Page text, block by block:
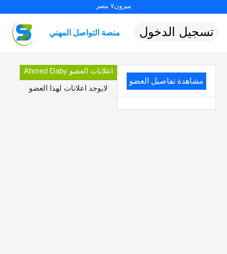
ميزون٧ مصر
منصة التواصل المهني تسجيل الدخول
مشاهدة تفاصيل العضو
اعلانات العضو Ahmed Daby
لايوجد اعلانات لهذا العضو